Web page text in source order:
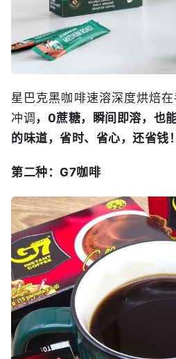
星巴克黑咖啡速溶深度烘焙
冲调 ，0蔗糖，瞬间即溶，也
的味道，省时、省心，还省钱！
第二种：G7咖啡